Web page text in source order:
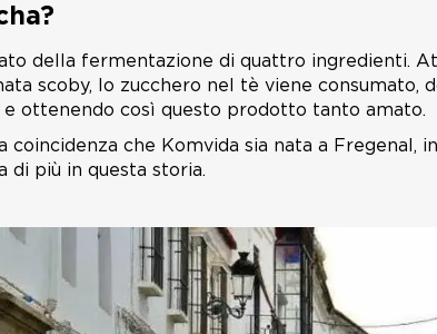
della fermentazione di quattro ingredienti.
scoby, lo zucchero nel tè viene consumato,
ottenendo così questo prodotto tanto amato.
coincidenza che Komvida sia nata a Fregenal,
di più in questa storia.